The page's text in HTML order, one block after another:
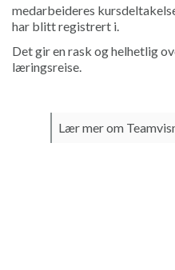
medarbeideres
har blitt registrert i.
Det gir en rask og helhetlig
læringsreise.
Lær mer om